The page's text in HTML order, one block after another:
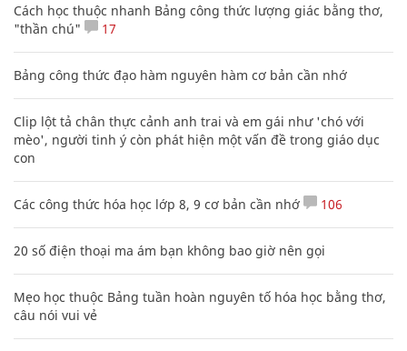
Cách học thuộc nhanh Bảng công thức lượng giác bằng thơ,
"thần chú"
17
Bảng công thức đạo hàm nguyên hàm cơ bản cần nhớ
Clip lột tả chân thực cảnh anh trai và em gái như 'chó với
mèo', người tinh ý còn phát hiện một vấn đề trong giáo dục
con
Các công thức hóa học lớp 8, 9 cơ bản cần nhớ 106
20 số điện thoại ma ám bạn không bao giờ nên gọi
Mẹo học thuộc Bảng tuần hoàn nguyên tố hóa học bằng thơ,
câu nói vui vẻ